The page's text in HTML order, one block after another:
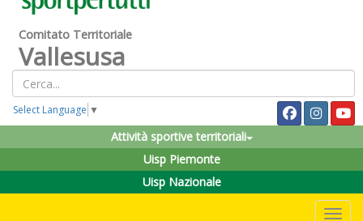
Comitato Territoriale
Vallesusa
Select Language ▼
Attività sportive territoriali
Uisp Piemonte
Uisp Nazionale